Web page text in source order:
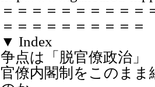
＝＝＝＝＝＝＝＝＝＝
＝＝＝＝＝＝＝＝＝＝
▼ Index
争点は「脱官僚政治」
官僚内閣制をこのま